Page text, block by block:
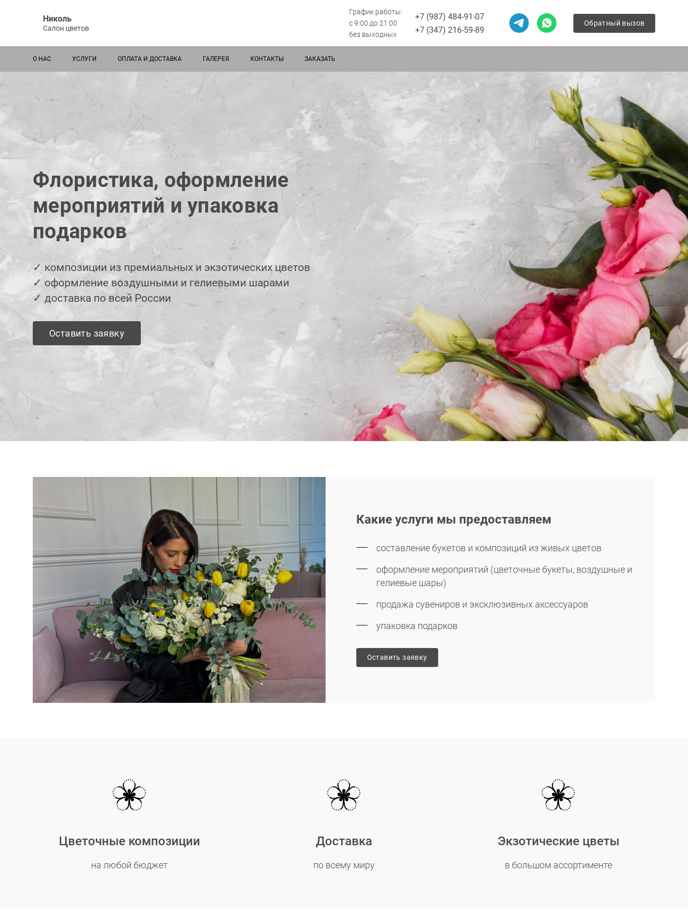
Николь
Салон цветов
График работы:
с 9:00 до 21:00
без выходных
+7 (987) 484-91-07
+7 (347) 216-59-89
Обратный вызов
О НАС УСЛУГИ ОПЛАТА И ДОСТАВКА ГАЛЕРЕЯ КОНТАКТЫ ЗАКАЗАТЬ
Флористика, оформление
мероприятий и упаковка
подарков
✓ композиции из премиальных и экзотических цветов
✓ оформление воздушными и гелиевыми шарами
✓ доставка по всей России
Оставить заявку
Какие услуги мы предоставляем
составление букетов и композиций из живых цветов
оформление мероприятий (цветочные букеты, воздушные и
гелиевые шары)
продажа сувениров и эксклюзивных аксессуаров
упаковка подарков
Оставить заявку
Цветочные композиции
на любой бюджет
Доставка
по всему миру
Экзотические цветы
в большом ассортименте